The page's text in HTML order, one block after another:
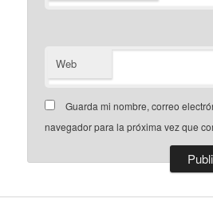
Web
Guarda mi nombre, correo
navegador para la próxima vez que